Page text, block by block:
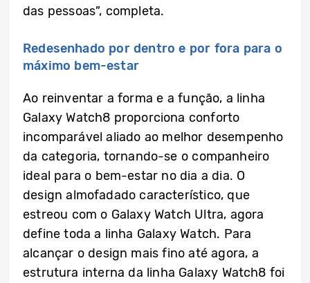
das pessoas”, completa.
Redesenhado por dentro e por fora para o
máximo bem-estar
Ao reinventar a forma e a função, a linha
Galaxy Watch8 proporciona conforto
incomparável aliado ao melhor desempenho
da categoria, tornando-se o companheiro
ideal para o bem-estar no dia a dia. O
design almofadado característico, que
estreou com o Galaxy Watch Ultra, agora
define toda a linha Galaxy Watch. Para
alcançar o design mais fino até agora, a
estrutura interna da linha Galaxy Watch8 foi